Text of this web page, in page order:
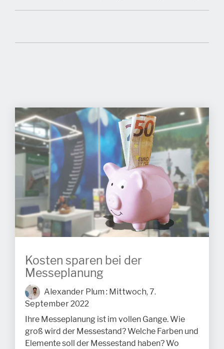
Kosten sparen bei der
Messeplanung
Alexander Plum : Mittwoch, 7.
September 2022
Ihre Messeplanung ist im vollen Gange. Wie
groß wird der Messestand? Welche Farben und
Elemente soll der Messestand haben? Wo